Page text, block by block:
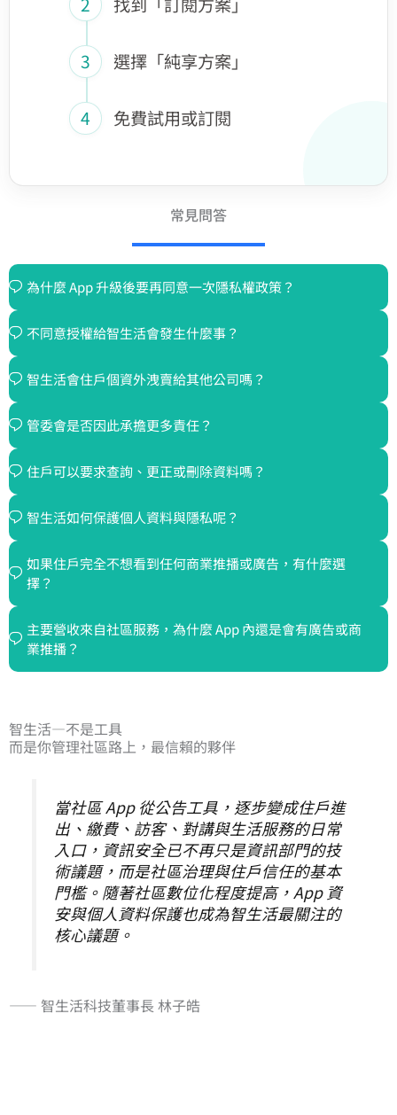
3 選擇「純享方案」
4 免費試用或訂閱
常見問答
為什麼 App 升級後要再同意一次隱私權政策？
不同意授權給智生活會發生什麼事？
智生活會住戶個資外洩賣給其他公司嗎？
管委會是否因此承擔更多責任？
住戶可以要求查詢、更正或刪除資料嗎？
智生活如何保護個人資料與隱私呢？
如果住戶完全不想看到任何商業推播或廣告，有什麼選
擇？
主要營收來自社區服務，為什麼 App 內還是會有廣告或商
業推播？
智生活—不是工具
而是你管理社區路上，最信賴的夥伴
當社區 App 從公告工具，逐步變成住戶進
出、繳費、訪客、對講與生活服務的日常
入口，資訊安全已不再只是資訊部門的技
術議題，而是社區治理與住戶信任的基本
門檻。隨著社區數位化程度提高，App 資
安與個人資料保護也成為智生活最關注的
核心議題。
—— 智生活科技董事長 林子皓